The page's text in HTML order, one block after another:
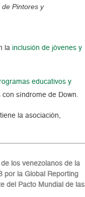
Pintores y
lainclusión de jóvenes y
educativos y
síndrome de Down.
la asociación,
los venezolanos de la
por la Global Reporting
del Pacto Mundial de las